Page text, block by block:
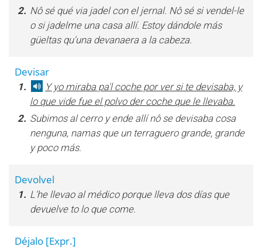
2. Nô sé qué via jadel con el jernal. Nô sé si vendel-le
o si jadelme una casa allí. Estoy dándole más
güeltas qu'una devanaera a la cabeza.
Devisar
1.
Y yo miraba pa'l coche por ver si te devisaba, y
lo que vide fue el polvo der coche que le llevaba.
2. Subimos al cerro y ende allí nô se devisaba cosa
nenguna, namas que un terraguero grande, grande
y poco más.
Devolvel
1. L'he llevao al médico porque lleva dos días que
devuelve to lo que come.
Déjalo [Expr.]